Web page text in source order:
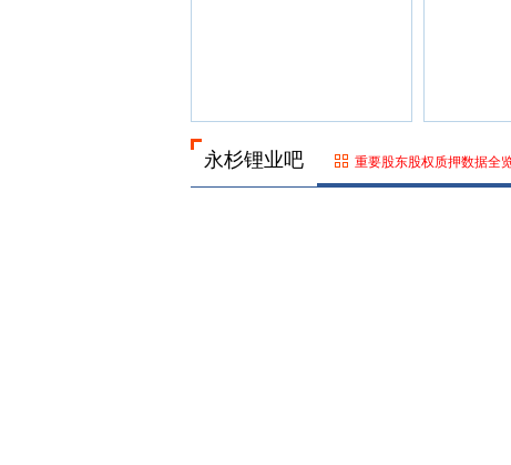
永杉锂业吧 重要股东股权质押数据全